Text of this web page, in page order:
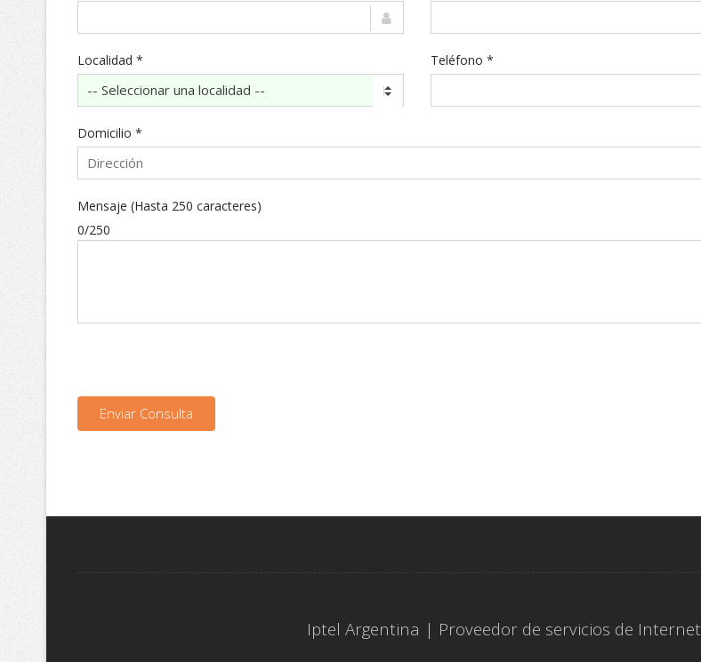
Localidad * Teléfono *
Domicilio *
Mensaje (Hasta 250 caracteres)
0/250
Enviar Consulta
Iptel Argentina | Proveedor de servicios de Internet